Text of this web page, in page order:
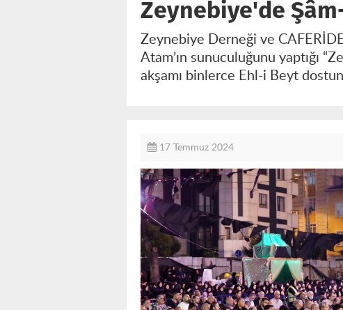
Zeynebiye'de
Zeynebiye Derneği ve
Atam’ın sunuculuğunu yaptığı
akşamı binlerce Ehl-i Beyt
17 Temmuz 2024